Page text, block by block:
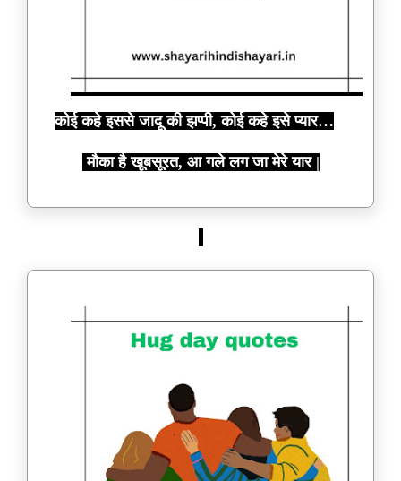
कोई कहे इससे जादू की झप्पी, कोई कहे इसे प्यार…
मौका है खूबसूरत, आ गले लग जा मेरे यार |